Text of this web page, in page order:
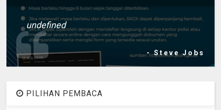
undefined
- Steve Jobs
PILIHAN PEMBACA